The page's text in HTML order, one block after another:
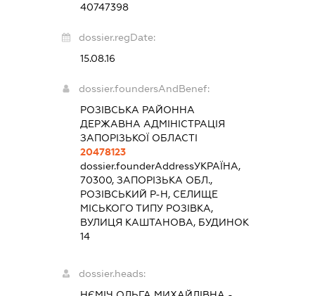
40747398
dossier.regDate:
15.08.16
dossier.foundersAndBenef:
РОЗІВСЬКА РАЙОННА
ДЕРЖАВНА АДМІНІСТРАЦІЯ
ЗАПОРІЗЬКОЇ ОБЛАСТІ
20478123
dossier.founderAddressУКРАЇНА,
70300, ЗАПОРІЗЬКА ОБЛ.,
РОЗІВСЬКИЙ Р-Н, СЕЛИЩЕ
МІСЬКОГО ТИПУ РОЗІВКА,
ВУЛИЦЯ КАШТАНОВА, БУДИНОК
14
dossier.heads: